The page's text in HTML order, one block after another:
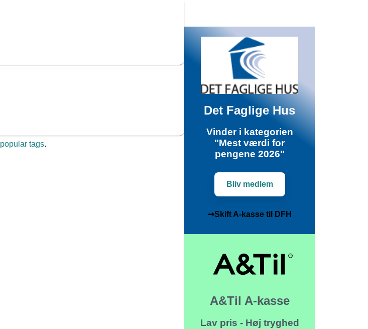
popular tags.
Det Faglige Hus
Vinder i kategorien
"Mest værdi for
pengene 2026"
Bliv medlem
➞Skift A-kasse til DFH
A&Til A-kasse
Lav pris - Høj tryghed